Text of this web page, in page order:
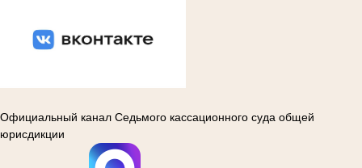
Официальный канал Седьмого кассационного суда общей
юрисдикции